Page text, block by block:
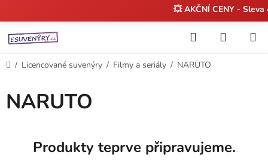
na
obsah
💥 AKČNÍ CENY -
Hledat
KOŠÍK
Domů
/ Licencované suvenýry / Filmy a seriály / NARUTO
NARUTO
Produkty teprve připravujeme.